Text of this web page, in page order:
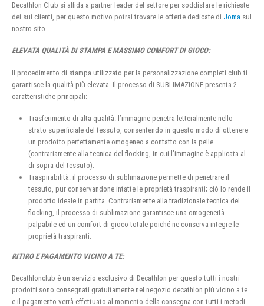
Decathlon Club si affida a partner leader del settore per soddisfare le richieste
dei sui clienti, per questo motivo potrai trovare le offerte dedicate di Joma sul
nostro sito.
ELEVATA QUALITÀ DI STAMPA E MASSIMO COMFORT DI GIOCO:
Il procedimento di stampa utilizzato per la personalizzazione completi club ti
garantisce la qualità più elevata. Il processo di SUBLIMAZIONE presenta 2
caratteristiche principali:
Trasferimento di alta qualità: l’immagine penetra letteralmente nello
strato superficiale del tessuto, consentendo in questo modo di ottenere
un prodotto perfettamente omogeneo a contatto con la pelle
(contrariamente alla tecnica del flocking, in cui l’immagine è applicata al
di sopra del tessuto).
Traspirabilità: il processo di sublimazione permette di penetrare il
tessuto, pur conservandone intatte le proprietà traspiranti; ciò lo rende il
prodotto ideale in partita. Contrariamente alla tradizionale tecnica del
flocking, il processo di sublimazione garantisce una omogeneità
palpabile ed un comfort di gioco totale poiché ne conserva integre le
proprietà traspiranti.
RITIRO E PAGAMENTO VICINO A TE:
Decathlonclub è un servizio esclusivo di Decathlon per questo tutti i nostri
prodotti sono consegnati gratuitamente nel negozio decathlon più vicino a te
e il pagamento verrà effettuato al momento della consegna con tutti i metodi